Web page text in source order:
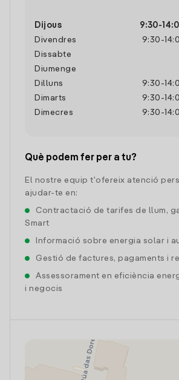
Dijous 9:30-
Divendres
9:30 -
Dissabte
Diumenge
Dilluns
9:30 -
Dimarts
9:30 -
Dimecres
9:30 -
Què podem fer per a tu?
El nostre equip t'ofereix atenció
ajudar-te en:
Contractació de tarifes de llum,
Smart
Informació sobre energia solar i
Gestió de factures, pagaments i
Assessorament en eficiència
i negocis